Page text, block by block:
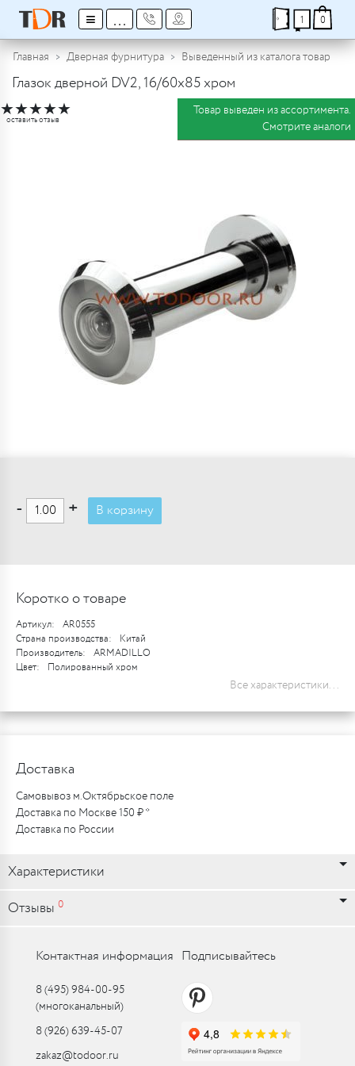
≡ ... 1 0
Главная Дверная фурнитура Выведенный из каталога товар
Глазок дверной DV2, 16/60х85 хром
★★★★★
оставить отзыв
Товар выведен из ассортимента.
Смотрите аналоги
- + В корзину
Коротко о товаре
Артикул:
AR0555
Страна производства:
Китай
Производитель:
ARMADILLO
Цвет:
Полированный хром
Все характеристики...
Доставка
Самовывоз м.Октябрьское поле
Доставка по Москве 150 ₽ *
Доставка по России
Характеристики
Отзывы 0
Контактная информация
8 (495) 984-00-95
(многоканальный)
8 (926) 639-45-07
zakaz@todoor.ru
Подписывайтесь